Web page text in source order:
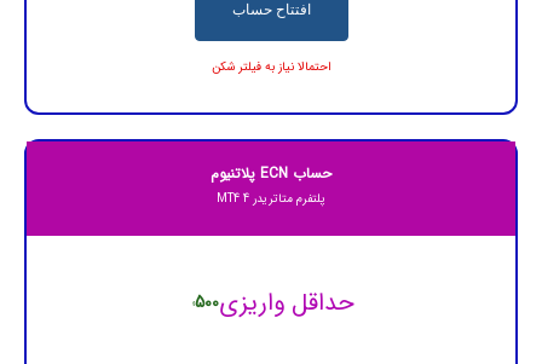
افتتاح حساب
احتمالا نیاز به فیلتر شکن
حساب ECN پلاتنیوم
پلتفرم متاتریدر 4 MT4
$500حداقل واریزی